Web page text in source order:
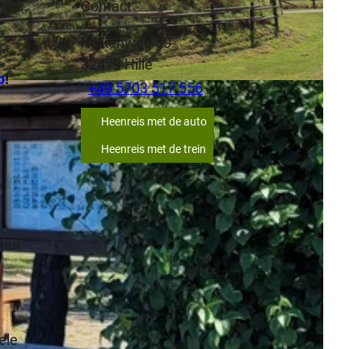
!
Contact
Kölkenweg 30
32479Hille
+49 5703 517 556
Heenreis met de auto
Heenreis met de trein